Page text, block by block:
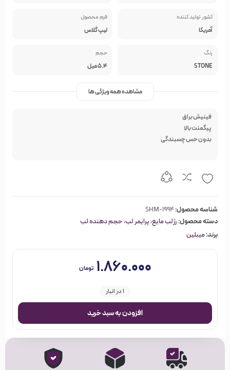
کشور تولید کننده
آمریکا
فرم محصول
لیپ گلاس
رنگ
STONE
حجم
5.4 میل
مشاهده همه ویژگی ها
فینیش براق
پیگمنت بالا
بدون حس چسبندگی
شناسه محصول:SHM-1994
دسته محصول:رژلب مایع،پرایمر لب،حجم دهنده لب
برند:میبلین
۱.۸۶۰.۰۰۰ تومان
1 در انبار
افزودن به سبد خرید